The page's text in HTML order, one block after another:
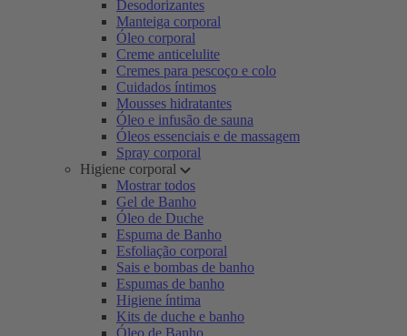
Desodorizantes
Manteiga corporal
Óleo corporal
Creme anticelulite
Cremes para pescoço e colo
Cuidados íntimos
Mousses hidratantes
Óleo e infusão de sauna
Óleos essenciais e de massagem
Spray corporal
Higiene corporal
Mostrar todos
Gel de Banho
Óleo de Duche
Espuma de Banho
Esfoliação corporal
Sais e bombas de banho
Espumas de banho
Higiene íntima
Kits de duche e banho
Óleo de Banho